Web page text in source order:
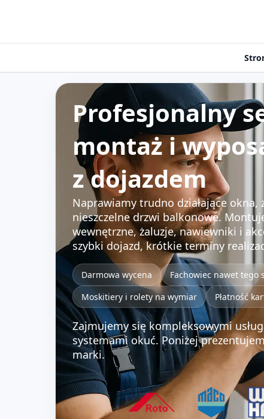
Profesjonalny
montaż i
z dojazdem
Naprawiamy trudno działające okna,
nieszczelne drzwi balkonowe.
wewnętrzne, żaluzje, nawiewniki i
szybki dojazd, krótkie terminy
Darmowa wycena
Fachowiec nawet tego
Moskitiery i rolety na wymiar
Płatność
Zajmujemy się kompleksowymi
systemami okuć. Poniżej
marki.